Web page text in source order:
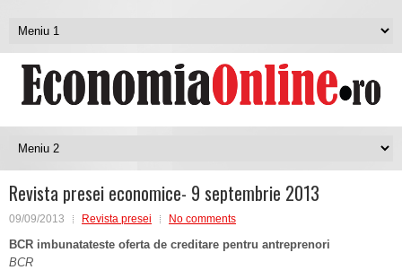
Revista presei economice- 9 septembrie 2013
09/09/2013 Revista presei No comments
BCR imbunatateste oferta de creditare pentru antreprenori
BCR